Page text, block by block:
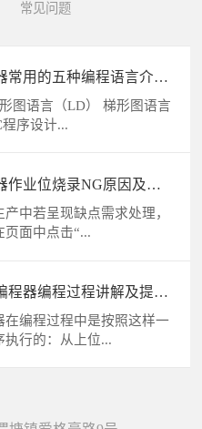
常见问题
常用的五种编程语言介绍
图语言（LD） 梯形图语言
程序设计...
作业位烧录NG原因及解
产中若呈现缺点需求处理，
页面中点击“...
程器编程过程讲解及提高
在编程过程中是按照这样一
执行的：从上位...